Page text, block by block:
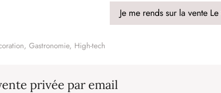
Je me rends sur la vente
,Gastronomie, High-tech
privée par email